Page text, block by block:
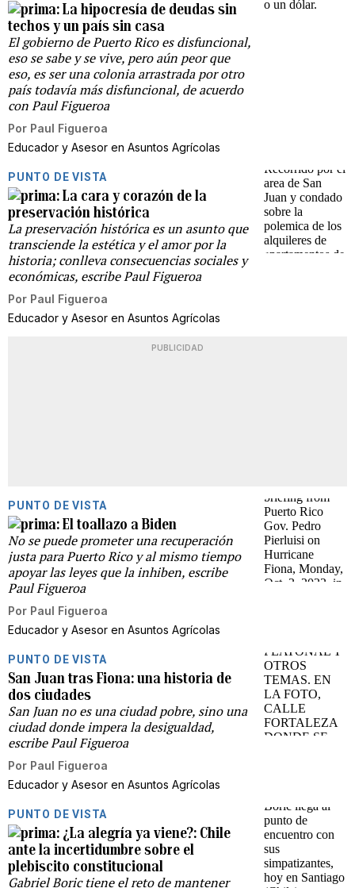
La hipocresía de deudas sin
techos y un país sin casa
El gobierno de Puerto Rico es disfuncional,
eso se sabe y se vive, pero aún peor que
eso, es ser una colonia arrastrada por otro
país todavía más disfuncional, de acuerdo
con Paul Figueroa
Por Paul Figueroa
Educador y Asesor en Asuntos Agrícolas
PUNTO DE VISTA
La cara y corazón de la
preservación histórica
La preservación histórica es un asunto que
transciende la estética y el amor por la
historia; conlleva consecuencias sociales y
económicas, escribe Paul Figueroa
Por Paul Figueroa
Educador y Asesor en Asuntos Agrícolas
PUBLICIDAD
PUNTO DE VISTA
El toallazo a Biden
No se puede prometer una recuperación
justa para Puerto Rico y al mismo tiempo
apoyar las leyes que la inhiben, escribe
Paul Figueroa
Por Paul Figueroa
Educador y Asesor en Asuntos Agrícolas
PUNTO DE VISTA
San Juan tras Fiona: una historia de
dos ciudades
San Juan no es una ciudad pobre, sino una
ciudad donde impera la desigualdad,
escribe Paul Figueroa
Por Paul Figueroa
Educador y Asesor en Asuntos Agrícolas
PUNTO DE VISTA
¿La alegría ya viene?: Chile
ante la incertidumbre sobre el
plebiscito constitucional
Gabriel Boric tiene el reto de mantener